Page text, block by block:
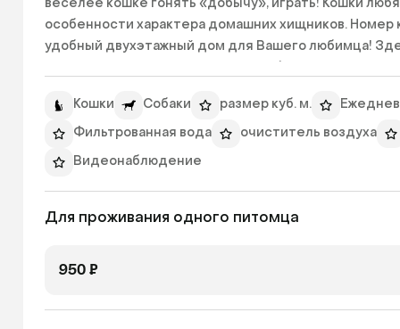
веселее кошке гонять «добычу», играть! Кошки
особенности характера домашних хищников.
удобный двухэтажный дом для Вашего любимца!
неделю. Из любой точки мира, где есть интернет,
- Когтеточка +50 ₽/сут
Кошки Собаки размер куб. м.
Фильтрованная вода очиститель воздуха
Видеонаблюдение
Для проживания одного питомца
950 ₽